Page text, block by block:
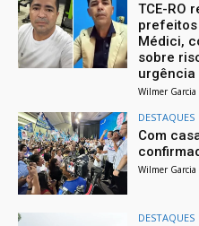
TCE-RO
prefeitos
Médici,
sobre
Wilmer Garcia
DESTAQUES
Com
Wilmer Garcia
DESTAQUES